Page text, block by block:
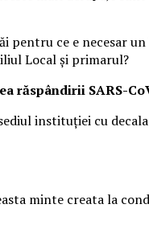
pentru ce e necesar un
Local şi primarul?
SARS-
instituției cu
minte creata la